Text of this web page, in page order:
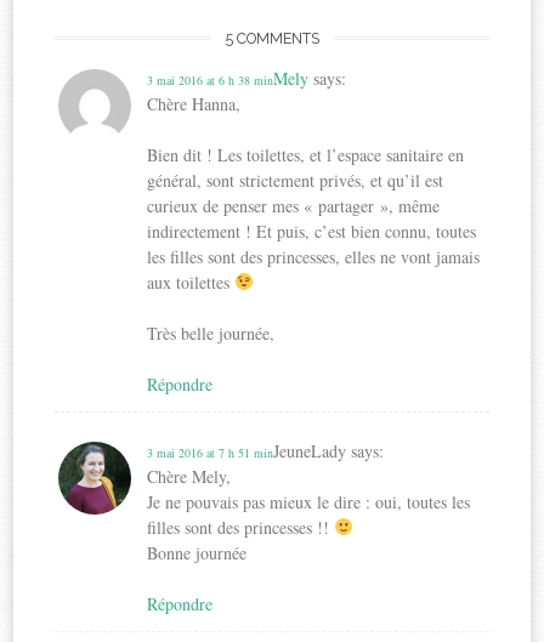
5 COMMENTS
Mely says:
3 mai 2016 at 6 h 38 min
Chère Hanna,
Bien dit ! Les toilettes, et l’espace sanitaire en
général, sont strictement privés, et qu’il est
curieux de penser mes « partager », même
indirectement ! Et puis, c’est bien connu, toutes
les filles sont des princesses, elles ne vont jamais
aux toilettes
Très belle journée,
Répondre
JeuneLady says:
3 mai 2016 at 7 h 51 min
Chère Mely,
Je ne pouvais pas mieux le dire : oui, toutes les
filles sont des princesses !!
Bonne journée
Répondre